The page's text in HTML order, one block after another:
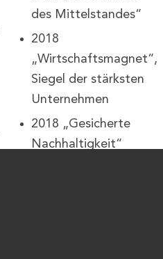
des Mittelstandes“
2018
„Wirtschaftsmagnet“,
Siegel der stärksten
Unternehmen
2018 „Gesicherte
Nachhaltigkeit“